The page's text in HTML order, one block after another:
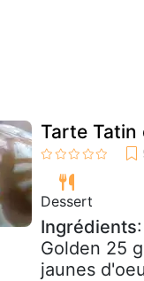
Tarte
Dessert
Ingrédients
Golden 25
jaunes